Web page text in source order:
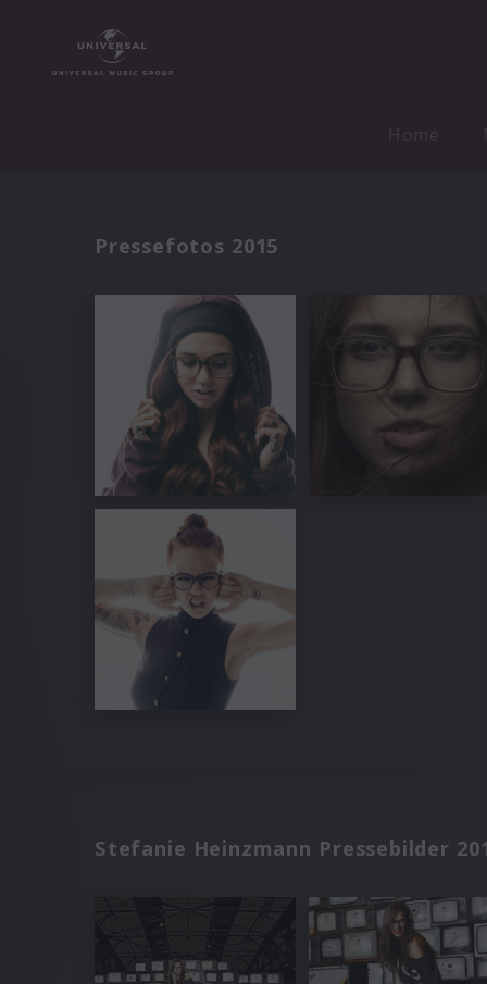
Home
Pressefotos 2015
Stefanie Heinzmann Pressebilder